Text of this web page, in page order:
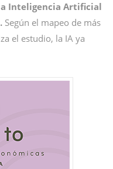
Inteligencia Artificial
Según el mapeo de más
el estudio, la IA ya